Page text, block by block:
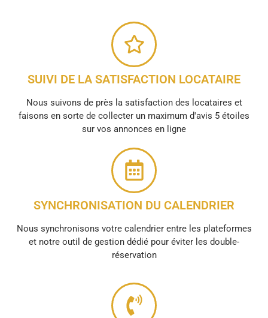
SUIVI DE LA SATISFACTION LOCATAIRE
Nous suivons de près la satisfaction des locataires et
faisons en sorte de collecter un maximum d'avis 5 étoiles
sur vos annonces en ligne
SYNCHRONISATION DU CALENDRIER
Nous synchronisons votre calendrier entre les plateformes
et notre outil de gestion dédié pour éviter les double-
réservation